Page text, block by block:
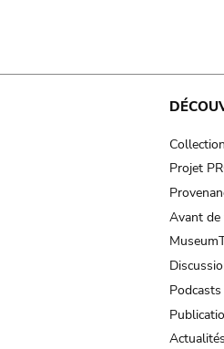
Projet
Avant
Podcasts